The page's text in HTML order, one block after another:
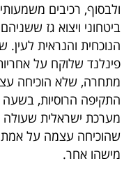
ולבסוף, רכיבים
ביטחוני ויצוא גז
הנוכחית והנראית
פינלנד שלוקח על
מתחרה, שלא הוכיחה
התקיפה הרוסיות,
מערכת ישראלית שעולה
שהוכיחה עצמה על אמת.
מישהו אחר.